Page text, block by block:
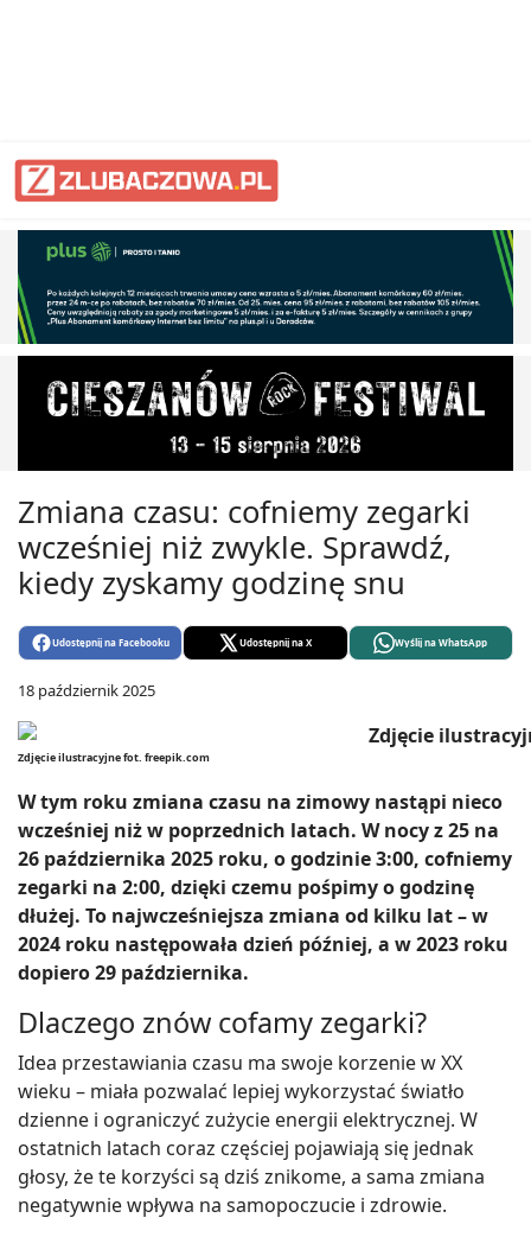
Zmiana czasu: cofniemy zegarki
wcześniej niż zwykle. Sprawdź,
kiedy zyskamy godzinę snu
Udostępnij na Facebooku Udostępnij na X Wyślij na WhatsApp
18 październik 2025
Zdjęcie ilustracyjne fot. freepik.com
W tym roku zmiana czasu na zimowy nastąpi nieco
wcześniej niż w poprzednich latach. W nocy z 25 na
26 października 2025 roku, o godzinie 3:00, cofniemy
zegarki na 2:00, dzięki czemu pośpimy o godzinę
dłużej. To najwcześniejsza zmiana od kilku lat – w
2024 roku następowała dzień później, a w 2023 roku
dopiero 29 października.
Dlaczego znów cofamy zegarki?
Idea przestawiania czasu ma swoje korzenie w XX
wieku – miała pozwalać lepiej wykorzystać światło
dzienne i ograniczyć zużycie energii elektrycznej. W
ostatnich latach coraz częściej pojawiają się jednak
głosy, że te korzyści są dziś znikome, a sama zmiana
negatywnie wpływa na samopoczucie i zdrowie.